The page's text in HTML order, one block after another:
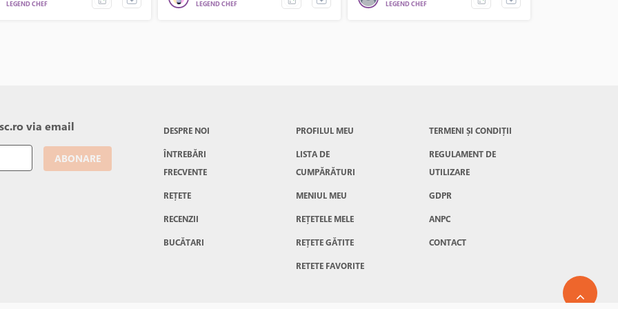
si o mananca cu placere de
LEGEND CHEF LEGEND CHEF
paste zig zag care au o forma foarte
LEGEND CHEF
via email
ABONARE
DESPRE NOI
ÎNTREBĂRI
FRECVENTE
REȚETE
RECENZII
BUCĂTARI
PROFILUL MEU
LISTA DE
CUMPĂRĂTURI
MENIUL MEU
REȚETELE MELE
REȚETE GĂTITE
RETETE FAVORITE
TERMENI ȘI CONDIȚII
REGULAMENT DE
UTILIZARE
GDPR
ANPC
CONTACT